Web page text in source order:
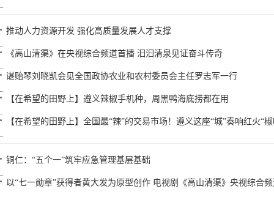
推动人力资源开发 强化高质量发展人才支撑
《高山清渠》在央视综合频道首播 汩汩清泉见证奋斗传奇
谌贻琴刘晓凯会见全国政协农业和农村委员会主任罗志军一行
【在希望的田野上】遵义辣椒手机种，周黑鸭海底捞都在用
【在希望的田野上】全国最“辣”的交易市场！遵义这座“城”奏响红火“
铜仁：“五个一”筑牢应急管理基层基础
以“七一勋章”获得者黄大发为原型创作 电视剧《高山清渠》央视综合